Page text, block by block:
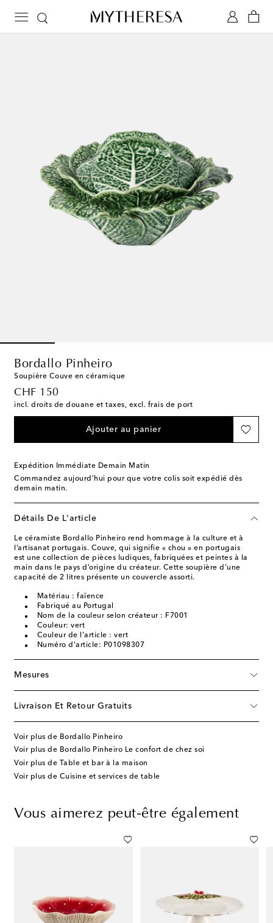
Bordallo Pinheiro
Soupière Couve en céramique
CHF 150
original price
incl. droits de douane et taxes, excl. frais de port
Ajouter au panier
Expédition Immédiate Demain Matin
Commandez aujourd’hui pour que votre colis soit expédié dès
demain matin.
Détails De L'article
Le céramiste Bordallo Pinheiro rend hommage à la culture et à
l’artisanat portugais. Couve, qui signifie « chou » en portugais
est une collection de pièces ludiques, fabriquées et peintes à la
main dans le pays d’origine du créateur. Cette soupière d’une
capacité de 2 litres présente un couvercle assorti.
Matériau : faïence
Fabriqué au Portugal
Nom de la couleur selon créateur : F7001
Couleur: vert
Couleur de l'article : vert
Numéro d'article: P01098307
Mesures
Livraison Et Retour Gratuits
Voir plus de Bordallo Pinheiro
Voir plus de Bordallo Pinheiro Le confort de chez soi
Voir plus de Table et bar à la maison
Voir plus de Cuisine et services de table
Vous aimerez peut-être également